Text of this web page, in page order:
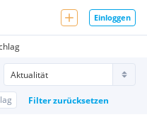
Einloggen
Filter zurücksetzen